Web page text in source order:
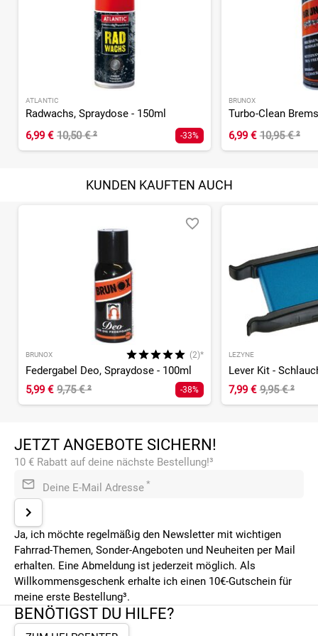
Bern–Zürich–Strasse 31, Postfach
CH–4901 Langenthal
Tel. +41 (0)62 919 75 75
msds@motorex.com
www.motorex.com
ATLANTIC
Radwachs, Spraydose - 150ml
6,99 € 10,50 €² -33%
BRUNOX
6,99 € 10,95 €²
KUNDEN KAUFTEN AUCH
BRUNOX (2)*
Federgabel Deo, Spraydose - 100ml
5,99 € 9,75 €² -38%
LEZYNE
7,99 € 9,95 €²
JETZT ANGEBOTE SICHERN!
10 € Rabatt auf deine nächste Bestellung!³
Deine E-Mail Adresse *
Ja, ich möchte regelmäßig den Newsletter mit wichtigen
Fahrrad-Themen, Sonder-Angeboten und Neuheiten per Mail
erhalten. Eine Abmeldung ist jederzeit möglich. Als
Willkommensgeschenk erhalte ich einen 10€-Gutschein für
meine erste Bestellung³.
BENÖTIGST DU HILFE?